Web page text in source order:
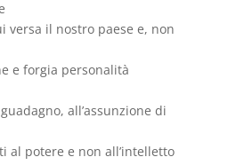
versa il nostro paese e, non
e forgia personalità
all’assunzione di
al potere e non all’intelletto